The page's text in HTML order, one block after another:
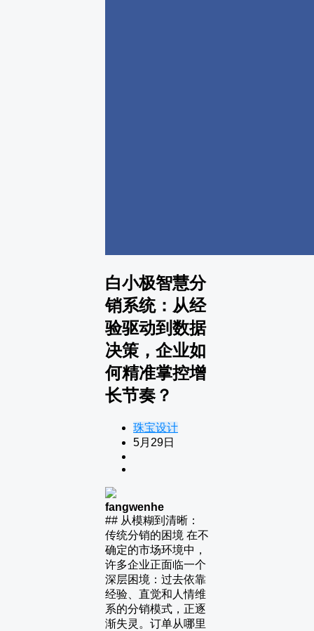
白小极智慧分
销系统：从经
验驱动到数据
决策，企业如
何精准掌控增
长节奏？
珠宝设计
5月29日
fangwenhe
## 从模糊到清晰：
传统分销的困境 在不
确定的市场环境中，
许多企业正面临一个
深层困境：过去依靠
经验、直觉和人情维
系的分销模式，正逐
渐失灵。订单从哪里